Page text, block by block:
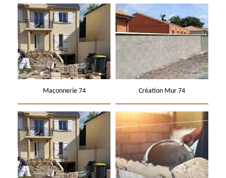
Maçonnerie 74 Création Mur 74